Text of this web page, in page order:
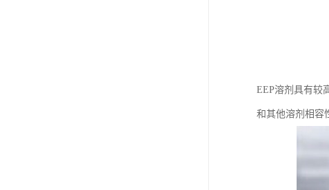
EEP溶剂具有较
和其他溶剂相容